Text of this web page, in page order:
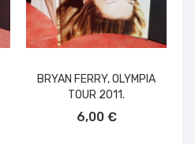
BRYAN FERRY, OLYMPIA
TOUR 2011.
6,00 €